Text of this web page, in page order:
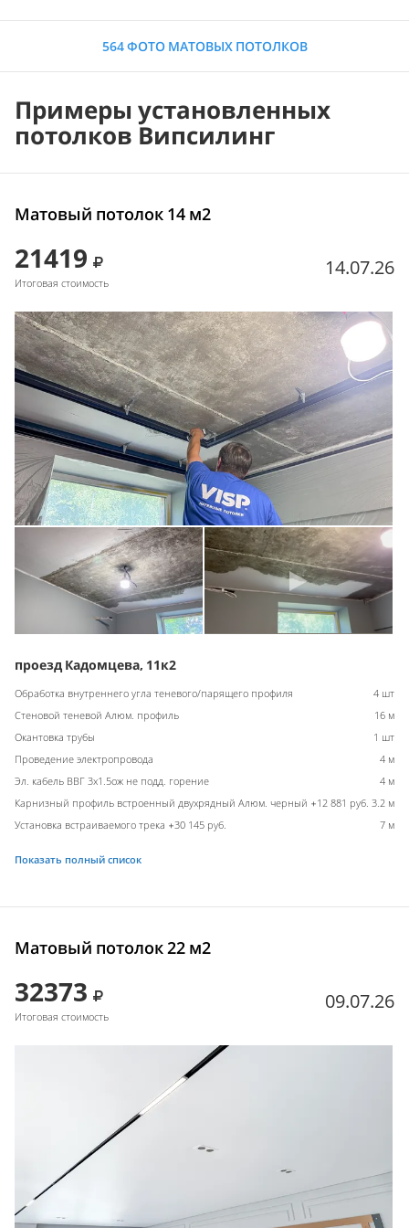
564 ФОТО МАТОВЫХ ПОТОЛКОВ
Примеры установленных
потолков Випсилинг
Матовый потолок 14 м2
21419
Итоговая стоимость
14.07.26
проезд Кадомцева, 11к2
Обработка внутреннего угла теневого/парящего профиля
4 шт
Стеновой теневой Алюм. профиль
16 м
Окантовка трубы
1 шт
Проведение электропровода
4 м
Эл. кабель ВВГ 3х1.5ож не подд. горение
4 м
Карнизный профиль встроенный двухрядный Алюм. черный +12 881 руб. 3.2 м
Установка встраиваемого трека +30 145 руб.
7 м
Показать полный список
Матовый потолок 22 м2
32373
Итоговая стоимость
09.07.26